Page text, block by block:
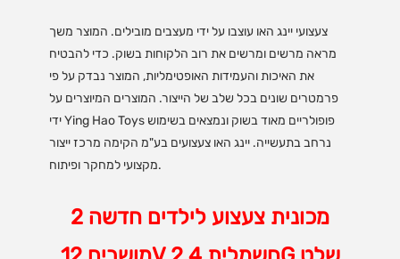
צעצועי יינג האו עוצבו על ידי מעצבים מובילים. המוצר משך
מראה מרשים ומרשים את רוב הלקוחות בשוק. כדי להבטיח
את האיכות והעמידות האופטימליות, המוצר נבדק על פי
פרמטרים שונים בכל שלב של הייצור. המוצרים המיוצרים על
ידי Ying Hao Toys פופולריים מאוד בשוק ונמצאים בשימוש
נרחב בתעשייה. יינג האו צעצועים בע"מ הקימה מרכז ייצור
מקצועי למחקר ופיתוח.
מכונית צעצוע לילדים חדשה 2